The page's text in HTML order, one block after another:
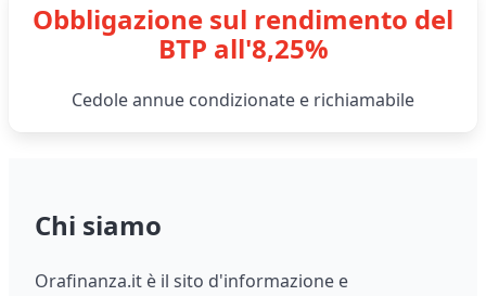
Obbligazione sul rendimento del
BTP all'8,25%
Cedole annue condizionate e richiamabile
Chi siamo
Orafinanza.it è il sito d'informazione e